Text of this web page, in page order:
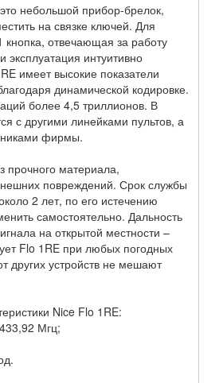
небольшой прибор-брелок,
на связке ключей. Для
кнопка, отвечающая за работу
эксплуатация интуитивно
имеет высокие показатели
динамической кодировке.
более 4,5 триллионов. В
с другими линейками пультов, а
фирмы.
прочного материала,
повреждений. Срок службы
2 лет, по его истечению
самостоятельно. Дальность
на открытой местности –
Flo 1RE при любых погодных
других устройств не мешают
Nice Flo 1RE:
Мгц;